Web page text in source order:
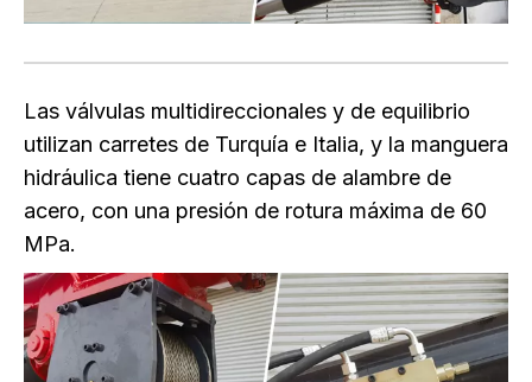
Las válvulas multidireccionales y de equilibrio
utilizan carretes de Turquía e Italia, y la manguera
hidráulica tiene cuatro capas de alambre de
acero, con una presión de rotura máxima de 60
MPa.